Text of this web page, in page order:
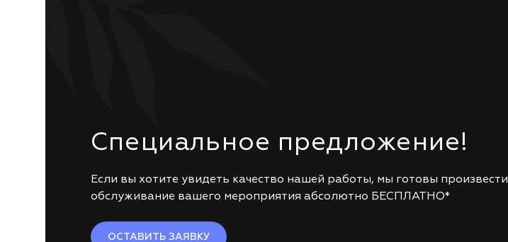
Специальное предложение!
Если вы хотите увидеть качество нашей работы, мы готовы произвести
обслуживание вашего мероприятия абсолютно БЕСПЛАТНО*
ОСТАВИТЬ ЗАЯВКУ